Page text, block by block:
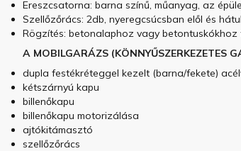
Ereszcsatorna: barna színű, műanyag, az
Szellőzőrács: 2db, nyeregcsúcsban elől és hátul
Rögzítés: betonalaphoz vagy
A MOBILGARÁZS (KÖNNYŰSZERKEZETES
dupla festékréteggel kezelt (barna/fekete)
kétszárnyú kapu
billenőkapu
billenőkapu motorizálása
ajtókitámasztó
szellőzőrács